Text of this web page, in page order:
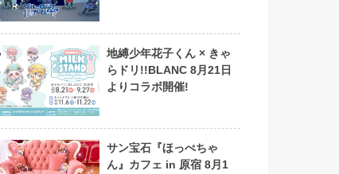
地縛少年花子くん × きゃ
らドリ!!BLANC 8月21日
よりコラボ開催!
サン宝石『ほっぺちゃ
ん』カフェ in 原宿 8月1